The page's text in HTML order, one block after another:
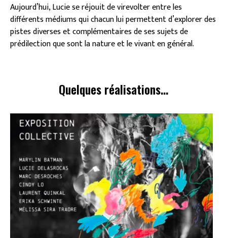
Aujourd’hui, Lucie se réjouit de virevolter entre les
différents médiums qui chacun lui permettent d’explorer des
pistes diverses et complémentaires de ses sujets de
prédilection que sont la nature et le vivant en général.
Quelques réalisations...